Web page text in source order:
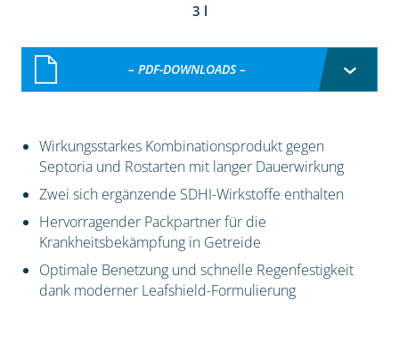
3 l
– PDF-DOWNLOADS –
Wirkungsstarkes Kombinationsprodukt gegen
Septoria und Rostarten mit langer Dauerwirkung
Zwei sich ergänzende SDHI-Wirkstoffe enthalten
Hervorragender Packpartner für die
Krankheitsbekämpfung in Getreide
Optimale Benetzung und schnelle Regenfestigkeit
dank moderner Leafshield-Formulierung